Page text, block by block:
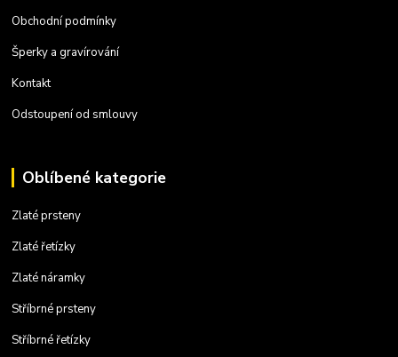
Obchodní podmínky
Šperky a gravírování
Kontakt
Odstoupení od smlouvy
Oblíbené kategorie
Zlaté prsteny
Zlaté řetízky
Zlaté náramky
Stříbrné prsteny
Stříbrné řetízky